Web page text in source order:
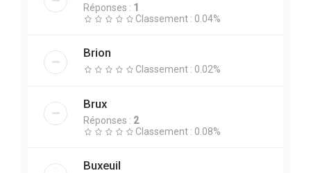
Réponses : 1
Classement : 0.04%
Brion
Classement : 0.02%
Brux
Réponses : 2
Classement : 0.08%
Buxeuil